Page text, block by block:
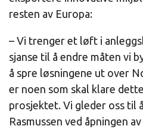
resten av Europa:
– Vi trenger et løft i
sjanse til å endre måten vi
å spre løsningene ut over
er noen som skal klare
prosjektet. Vi gleder oss til
Rasmussen ved åpningen